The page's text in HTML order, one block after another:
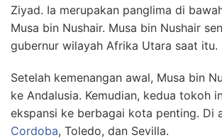
Ziyad. Ia merupakan panglima di
Musa bin Nushair. Musa bin Nushair
gubernur wilayah Afrika Utara saat itu.
Setelah kemenangan awal, Musa bin
ke Andalusia. Kemudian, kedua tokoh
ekspansi ke berbagai kota penting. Di
Cordoba, Toledo, dan Sevilla.